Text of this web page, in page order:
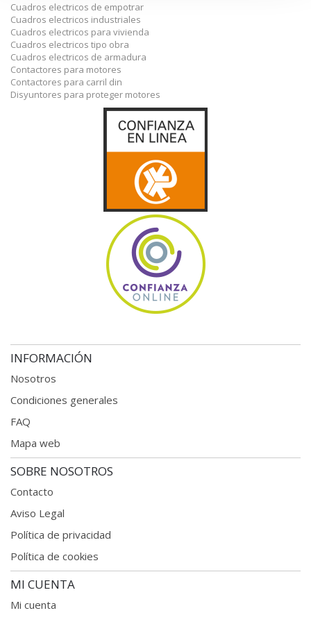
Cuadros electricos de empotrar
Cuadros electricos industriales
Cuadros electricos para vivienda
Cuadros electricos tipo obra
Cuadros electricos de armadura
Contactores para motores
Contactores para carril din
Disyuntores para proteger motores
INFORMACIÓN
Nosotros
Condiciones generales
FAQ
Mapa web
SOBRE NOSOTROS
Contacto
Aviso Legal
Política de privacidad
Política de cookies
MI CUENTA
Mi cuenta